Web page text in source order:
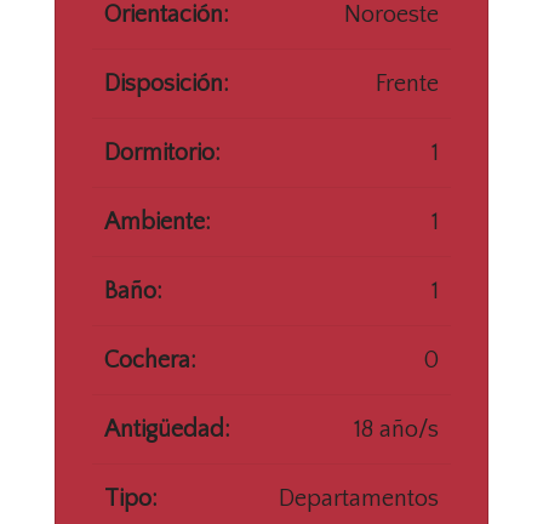
Orientación: Noroeste
Disposición: Frente
Dormitorio: 1
Ambiente: 1
Baño: 1
Cochera: 0
Antigüedad: 18 año/s
Tipo: Departamentos